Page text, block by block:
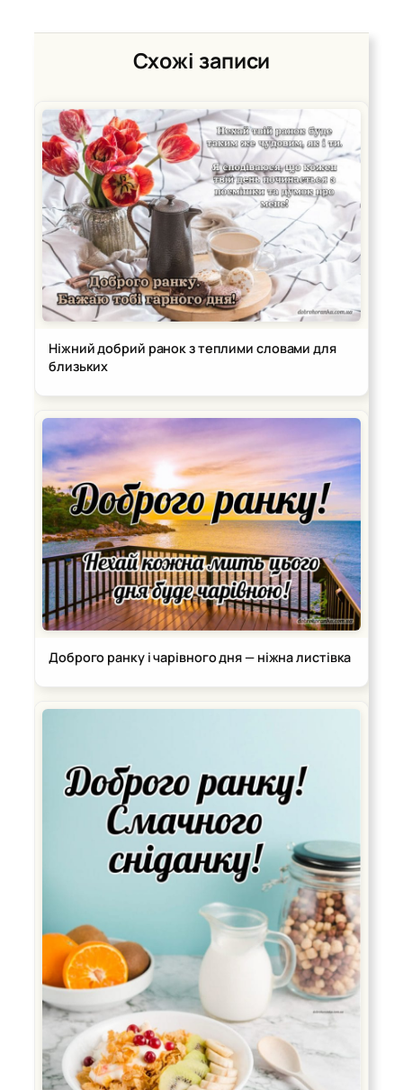
Схожі записи
Ніжний добрий ранок з теплими словами для
близьких
Доброго ранку і чарівного дня — ніжна листівка